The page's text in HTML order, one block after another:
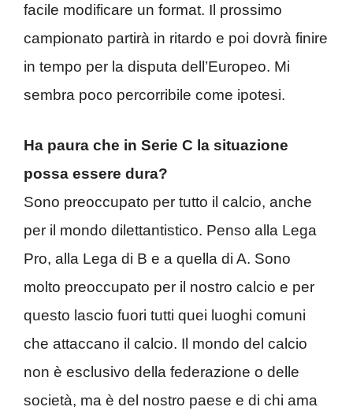
facile modificare un format. Il prossimo
campionato partirà in ritardo e poi dovrà finire
in tempo per la disputa dell’Europeo. Mi
sembra poco percorribile come ipotesi.
Ha paura che in Serie C la situazione
possa essere dura?
Sono preoccupato per tutto il calcio, anche
per il mondo dilettantistico. Penso alla Lega
Pro, alla Lega di B e a quella di A. Sono
molto preoccupato per il nostro calcio e per
questo lascio fuori tutti quei luoghi comuni
che attaccano il calcio. Il mondo del calcio
non è esclusivo della federazione o delle
società, ma è del nostro paese e di chi ama